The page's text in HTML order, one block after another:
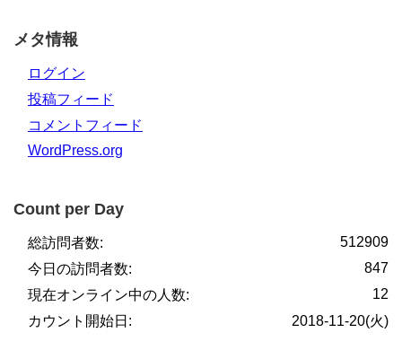
メタ情報
ログイン
投稿フィード
コメントフィード
WordPress.org
Count per Day
512909
総訪問者数:
847
今日の訪問者数:
12
現在オンライン中の人数:
2018-11-20(火)
カウント開始日: